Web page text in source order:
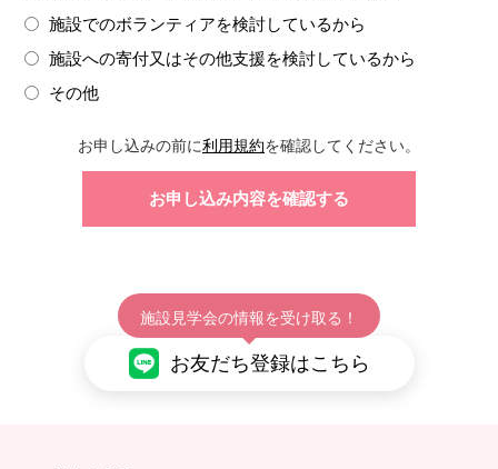
施設でのボランティアを検討しているから
施設への寄付又はその他支援を検討しているから
その他
お申し込みの前に利用規約を確認してください。
施設見学会の情報を受け取る！
お友だち登録はこちら